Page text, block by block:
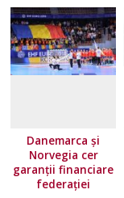
Danemarca și
Norvegia cer
garanții financiare
federației